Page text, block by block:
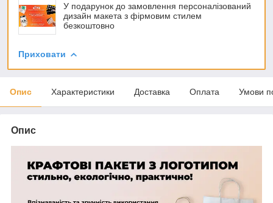
У подарунок до замовлення персоналізований
дизайн макета з фірмовим стилем
безкоштовно
Приховати
Опис Характеристики Доставка Оплата Умови
Опис